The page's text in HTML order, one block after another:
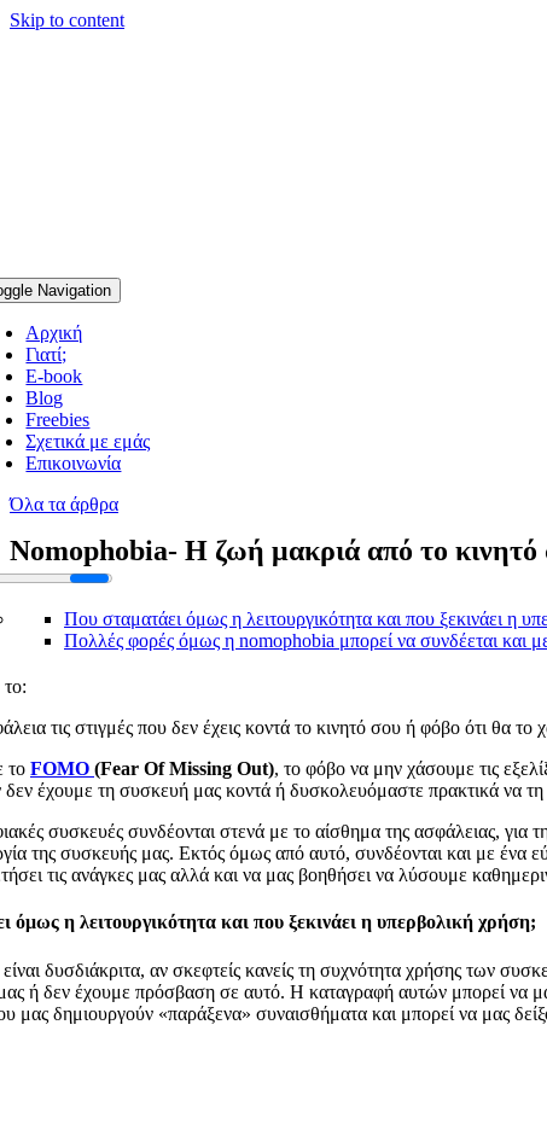
Skip to content
Navigation
Αρχική
Γιατί;
E-book
Blog
Freebies
Σχετικά με εμάς
Επικοινωνία
Όλα τα άρθρα
Nomophobia- Η ζωή μακριά από το κινητό
Που σταματάει όμως η λειτουργικότητα και που ξεκινάει η
Πολλές φορές όμως η nomophobia μπορεί να συνδέεται και
τις στιγμές που δεν έχεις κοντά το κινητό σου ή φόβο ότι θα
το FOMO (Fear Of Missing Out), το φόβο να μην χάσουμε τις
έχουμε τη συσκευή μας κοντά ή δυσκολευόμαστε πρακτικά να
συσκευές συνδέονται στενά με το αίσθημα της ασφάλειας,
της συσκευής μας. Εκτός όμως από αυτό, συνδέονται και με ένα
τις ανάγκες μας αλλά και να μας βοηθήσει να λύσουμε
όμως η λειτουργικότητα και που ξεκινάει η υπερβολική χρήση;
δυσδιάκριτα, αν σκεφτείς κανείς τη συχνότητα χρήσης των
ή δεν έχουμε πρόσβαση σε αυτό. Η καταγραφή αυτών μπορεί να
μας δημιουργούν «παράξενα» συναισθήματα και μπορεί να μας